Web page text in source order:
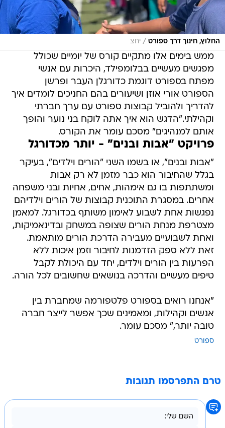
החלוץ, חינוך דרך ספורט / יחצ
ממש בימים אלו מתקיים קורס של יומיים שכולל
מפגשים מעשיים בבלומפילד, היכרות עם אנשי
מפתח בספורט דוגמת כדורגלן העבר ופרשן
הספורט אורי אוזן ושיעורים בהם החניכים לומדים איך
להדריך ולהוביל קבוצות ספורט עם ערך חברתי
וקהילתי."הדגש הוא איך אתה לוקח בני נוער והופך
אותם למנהיגים" מסכם עומר את הקורס.
פרויקט "אבות ובנים" - יותר מכדורגל
"אבות ובנים", או בשמו השני "הורים וילדים", בעיקר
בגלל שהחיבור הוא כבר מזמן לא רק אבות
ומשתתפות בו גם אימהות, אחים, אחיות ובני משפחה
אחרים. במסגרת התוכנית קבוצות של הורים וילדיהם
נפגשות אחת לשבוע לאימון משותף בכדורגל. למאמן
מצטרפת מנחת הורים שצופה במשחק ובדינאמיקות,
ואחת לשבועיים מעבירה הדרכת הורים מותאמת.
זאת ללא ספק הזדמנות לחיבור וזמן איכות ללא
הפרעות בין הורים וילדים, יחד עם היכולת לקבל
טיפים מעשיים והדרכה בנושאים שחשובים לכל הורה.
"אנחנו רואים בספורט פלטפורמה שמחברת בין
אנשים וקהילות, ומאמינים שכך אפשר לייצר חברה
טובה יותר," מסכם עומר.
ספורט
טרם התפרסמו תגובות